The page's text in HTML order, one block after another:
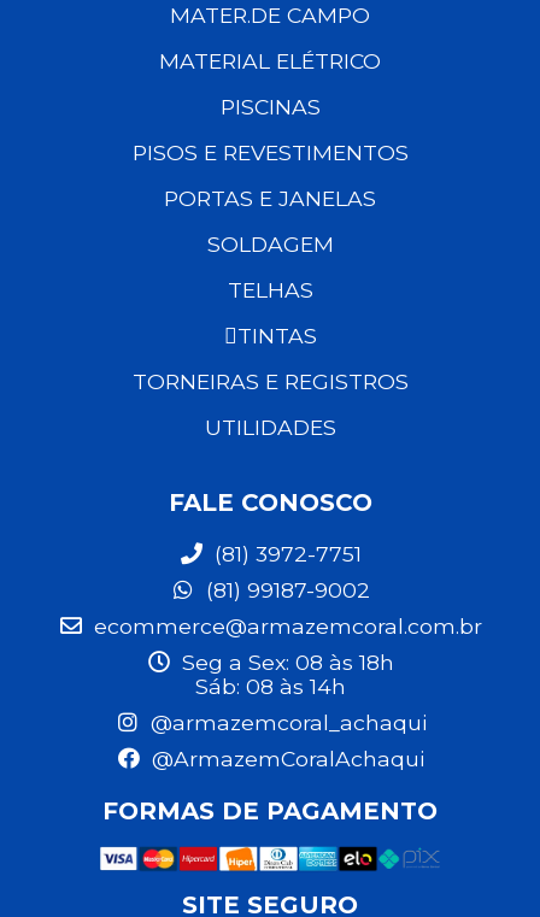
MATER.DE CAMPO
MATERIAL ELÉTRICO
PISCINAS
PISOS E REVESTIMENTOS
PORTAS E JANELAS
SOLDAGEM
TELHAS
TINTAS
TORNEIRAS E REGISTROS
UTILIDADES
FALE CONOSCO
(81) 3972-7751
(81) 99187-9002
ecommerce@armazemcoral.com.br
Seg a Sex: 08 às 18h
Sáb: 08 às 14h
@armazemcoral_achaqui
@ArmazemCoralAchaqui
FORMAS DE PAGAMENTO
SITE SEGURO